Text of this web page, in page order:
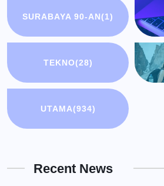
SURABAYA 90-AN(1)
TEKNO(28)
UTAMA(934)
Recent News